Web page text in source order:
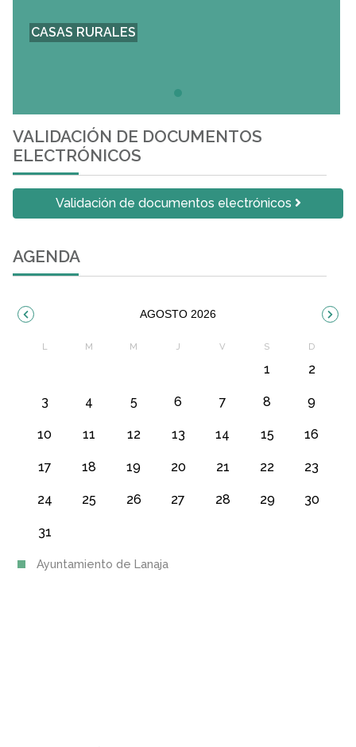
CASAS RURALES
VALIDACIÓN DE DOCUMENTOS
ELECTRÓNICOS
Validación de documentos electrónicos
AGENDA
AGOSTO 2026
1 2
3 4 5 6 7 8 9
10 11 12 13 14 15 16
17 18 19 20 21 22 23
24 25 26 27 28 29 30
31
Ayuntamiento de Lanaja